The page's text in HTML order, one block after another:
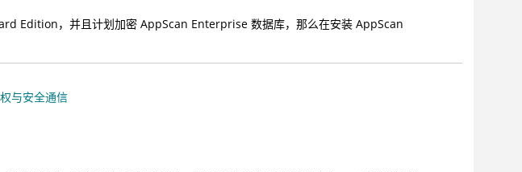
Edition，并且计划加密 AppScan Enterprise 数据库，那么在安装 AppScan
与安全通信